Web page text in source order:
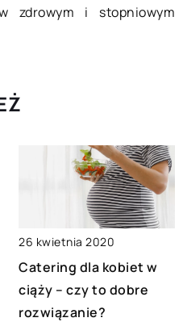
zdrowym i stopniowym
26 kwietnia 2020
Catering dla kobiet w
ciąży – czy to dobre
rozwiązanie?